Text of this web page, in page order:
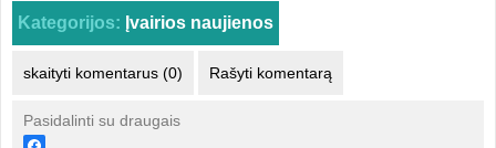
Kategorijos: Įvairios naujienos
skaityti komentarus (0) Rašyti komentarą
Pasidalinti su draugais